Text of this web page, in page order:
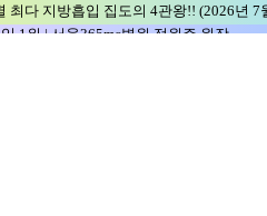
최다 지방흡입 집도의 4관왕!! (2026년 7
1위 | 서울365mc병원 정원주 원장
| 서울365mc병원 서성익 원장(3년 연속)